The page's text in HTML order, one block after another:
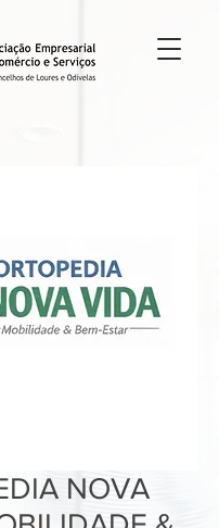
NOVA